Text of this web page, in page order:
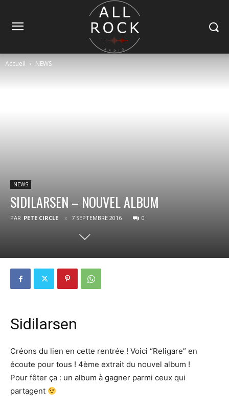
Accueil NEWS
NEWS
SIDILARSEN – NOUVEL ALBUM
PAR PETE CIRCLE 7 SEPTEMBRE 2016 0
Sidilarsen
Créons du lien en cette rentrée ! Voici “Religare” en
écoute pour tous ! 4ème extrait du nouvel album !
Pour fêter ça : un album à gagner parmi ceux qui
partagent